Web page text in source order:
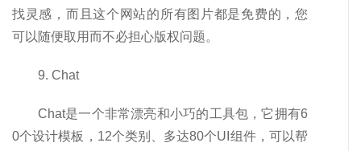
找灵感，而且这个网站的所有图片都是免费的，您
可以随便取用而不必担心版权问题。
9. Chat
Chat是一个非常漂亮和小巧的工具包，它拥有6
0个设计模板，12个类别、多达80个UI组件，可以帮